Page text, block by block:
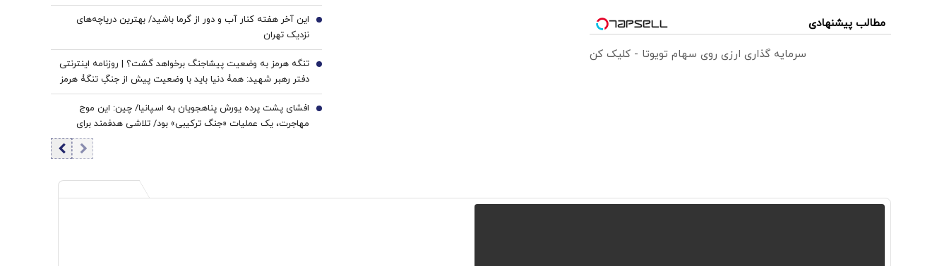
مطالب پیشنهادی
سرمایه گذاری ارزی روی سهام تویوتا - کلیک کن
این آخر هفته کنار آب و دور از گرما باشید/ بهترین دریاچه‌های
نزدیک تهران
8
تنگه هرمز به وضعیت پیشاجنگ برخواهد گشت؟ | روزنامه اینترنتی
دفتر رهبر شهید: همۀ دنیا باید با وضعیت پیش از جنگِ تنگۀ هرمز
خداحافظی کنند
9
افشای پشت پرده یورش پناهجویان به اسپانیا/ چین: این موج
مهاجرت، یک عملیات «جنگ ترکیبی» بود/ تلاشی هدفمند برای
10